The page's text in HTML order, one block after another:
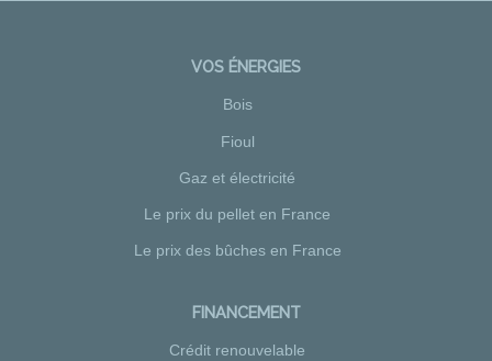
VOS ÉNERGIES
Bois
Fioul
Gaz et électricité
Le prix du pellet en France
Le prix des bûches en France
FINANCEMENT
Crédit renouvelable